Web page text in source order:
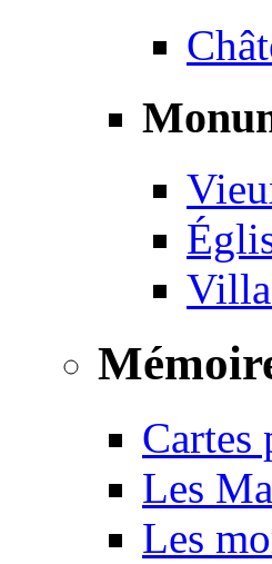
Cartes
Les
Les